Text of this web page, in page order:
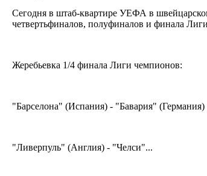
Сегодня в штаб-квартире УЕФА в
четвертьфиналов, полуфиналов и финала
Жеребьевка 1/4 финала Лиги чемпионов:
"Барселона" (Испания) - "Бавария" (Германия)
"Ливерпуль" (Англия) - "Челси"...